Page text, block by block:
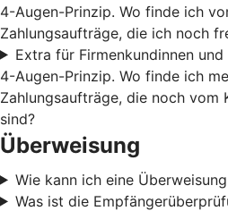
4-Augen-Prinzip. Wo finde ich
Zahlungsaufträge, die ich noch
Extra für Firmenkundinnen
4-Augen-Prinzip. Wo finde ich
Zahlungsaufträge, die noch vom
sind?
Überweisung
Wie kann ich eine
Was ist die